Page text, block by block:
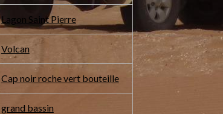
Lagon Saint Pierre
Volcan
Cap noir roche vert bouteille
grand bassin